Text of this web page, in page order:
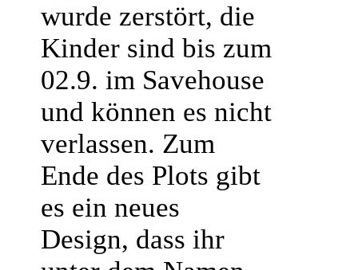
wurde zerstört, die
Kinder sind bis zum
02.9. im Savehouse
und können es nicht
verlassen. Zum
Ende des Plots gibt
es ein neues
Design, dass ihr